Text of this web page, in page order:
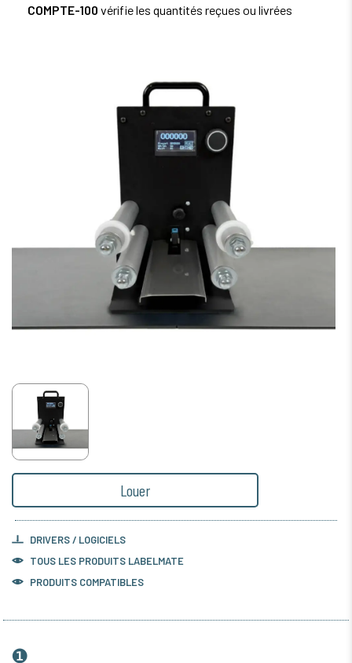
Louer
DRIVERS / LOGICIELS
TOUS LES PRODUITS LABELMATE
PRODUITS COMPATIBLES
COMPTE-100 vérifie les quantités reçues ou livrées
❶